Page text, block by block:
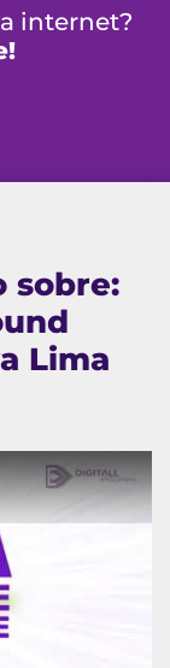
internet?
sobre:
Lima
Marketing